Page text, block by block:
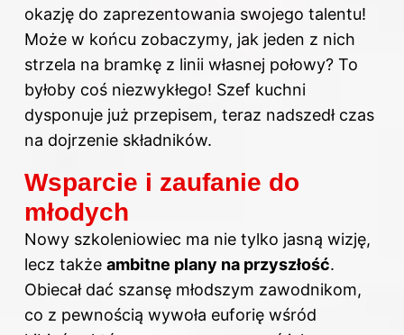
okazję do zaprezentowania swojego talentu!
Może w końcu zobaczymy, jak jeden z nich
strzela na bramkę z linii własnej połowy? To
byłoby coś niezwykłego! Szef kuchni
dysponuje już przepisem, teraz nadszedł czas
na dojrzenie składników.
Wsparcie i zaufanie do
młodych
Nowy szkoleniowiec ma nie tylko jasną wizję,
lecz także ambitne plany na przyszłość.
Obiecał dać szansę młodszym zawodnikom,
co z pewnością wywoła euforię wśród